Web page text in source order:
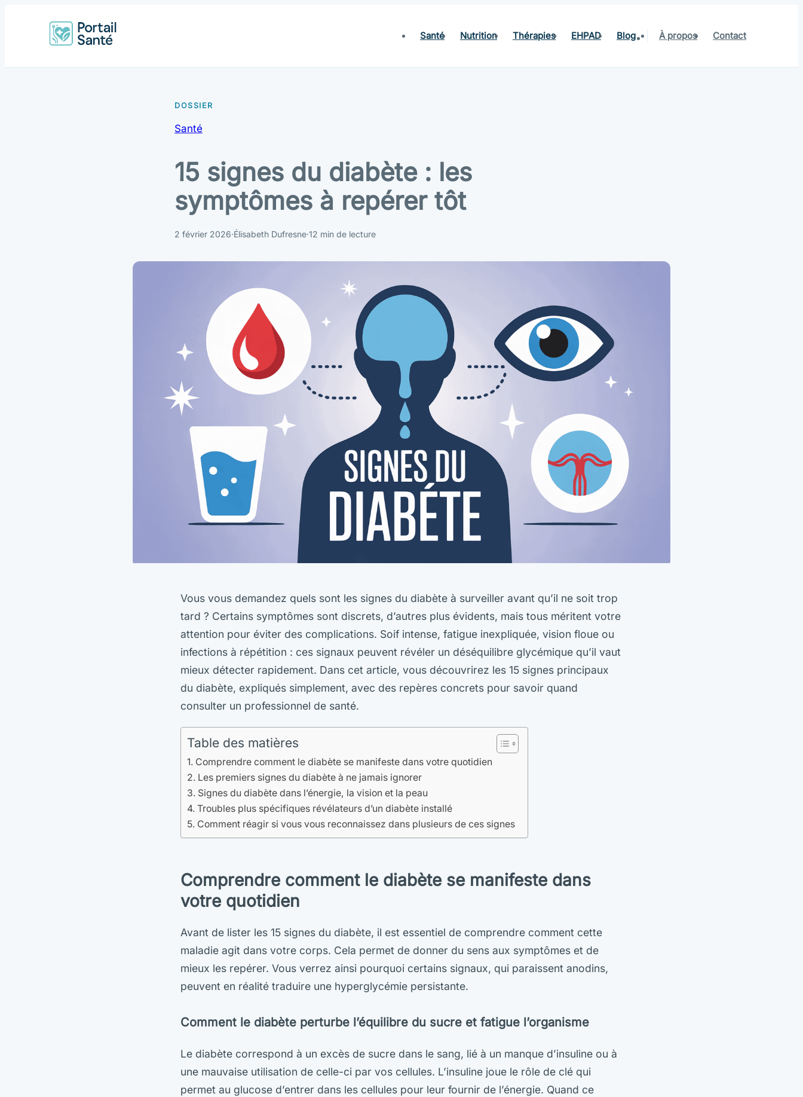
Santé Nutrition Thérapies EHPAD Blog À propos Contact
Santé
15 signes du diabète : les
symptômes à repérer tôt
2 février 2026·Élisabeth Dufresne·12 min de lecture
Vous vous demandez quels sont les signes du diabète à surveiller avant qu’il ne soit trop
tard ? Certains symptômes sont discrets, d’autres plus évidents, mais tous méritent votre
attention pour éviter des complications. Soif intense, fatigue inexpliquée, vision floue ou
infections à répétition : ces signaux peuvent révéler un déséquilibre glycémique qu’il vaut
mieux détecter rapidement. Dans cet article, vous découvrirez les 15 signes principaux
du diabète, expliqués simplement, avec des repères concrets pour savoir quand
consulter un professionnel de santé.
Table des matières
Comprendre comment le diabète se manifeste dans votre quotidien
Les premiers signes du diabète à ne jamais ignorer
Signes du diabète dans l’énergie, la vision et la peau
Troubles plus spécifiques révélateurs d’un diabète installé
Comment réagir si vous vous reconnaissez dans plusieurs de ces signes
Comprendre comment le diabète se manifeste dans
votre quotidien
Avant de lister les 15 signes du diabète, il est essentiel de comprendre comment cette
maladie agit dans votre corps. Cela permet de donner du sens aux symptômes et de
mieux les repérer. Vous verrez ainsi pourquoi certains signaux, qui paraissent anodins,
peuvent en réalité traduire une hyperglycémie persistante.
Comment le diabète perturbe l’équilibre du sucre et fatigue l’organisme
Le diabète correspond à un excès de sucre dans le sang, lié à un manque d’insuline ou à
une mauvaise utilisation de celle-ci par vos cellules. L’insuline joue le rôle de clé qui
permet au glucose d’entrer dans les cellules pour leur fournir de l’énergie. Quand ce